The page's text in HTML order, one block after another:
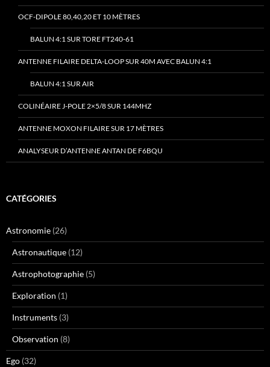
OCF-DIPOLE 80,40,20 ET 10 MÈTRES
BALUN 4:1 SUR TORE FT240-61
ANTENNE FILAIRE DELTA-LOOP SUR 40M AVEC BALUN 4:1
BALUN 4:1 SUR AIR
COLINÉAIRE J-POLE 2×5/8 SUR 144MHZ
ANTENNE MOXON FILAIRE SUR 17 MÈTRES
ANALYSEUR D’ANTENNE ANTAN DE F6BQU
CATÉGORIES
Astronomie (26)
Astronautique (12)
Astrophotographie (5)
Exploration (1)
Instruments (3)
Observation (8)
Ego (32)